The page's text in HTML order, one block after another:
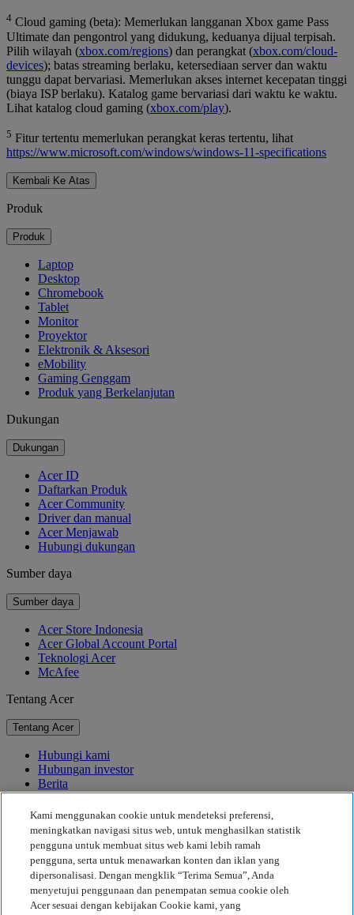
4 Cloud gaming (beta): Memerlukan langganan Xbox game Pass
Ultimate dan pengontrol yang didukung, keduanya dijual terpisah.
Pilih wilayah (xbox.com/regions) dan perangkat (xbox.com/cloud-
devices); batas streaming berlaku, ketersediaan server dan waktu
tunggu dapat bervariasi. Memerlukan akses internet kecepatan tinggi
(biaya ISP berlaku). Katalog game bervariasi dari waktu ke waktu.
Lihat katalog cloud gaming (xbox.com/play).
5 Fitur tertentu memerlukan perangkat keras tertentu, lihat
https://www.microsoft.com/windows/windows-11-specifications
Kembali Ke Atas
Produk
Produk
Laptop
Desktop
Chromebook
Tablet
Monitor
Proyektor
Elektronik & Aksesori
eMobility
Gaming Genggam
Produk yang Berkelanjutan
Dukungan
Dukungan
Acer ID
Daftarkan Produk
Acer Community
Driver dan manual
Acer Menjawab
Hubungi dukungan
Sumber daya
Sumber daya
Acer Store Indonesia
Acer Global Account Portal
Teknologi Acer
McAfee
Tentang Acer
Tentang Acer
Hubungi kami
Hubungan investor
Berita
Penghargaan
Acara
Keberlanjutan
Keberlanjutan
Tanggung Jawab Sosial Perusahaan
Jejak Karbon Produk
Kami menggunakan cookie untuk mendeteksi preferensi,
meningkatkan navigasi situs web, untuk menghasilkan statistik
pengguna untuk membuat situs web kami lebih ramah
pengguna, serta untuk menawarkan konten dan iklan yang
dipersonalisasi. Dengan mengklik “Terima Semua”, Anda
menyetujui penggunaan dan penempatan semua cookie oleh
Acer sesuai dengan kebijakan Cookie kami, yang